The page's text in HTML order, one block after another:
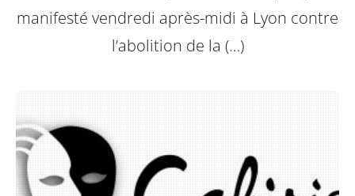
manifesté vendredi après-midi à Lyon contre
l’abolition de la (…)